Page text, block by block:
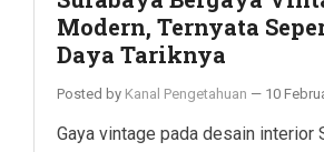
Modern, Ternyata
Daya Tariknya
Posted by Kanal Pengetahuan — 10
Gaya vintage pada desain interior